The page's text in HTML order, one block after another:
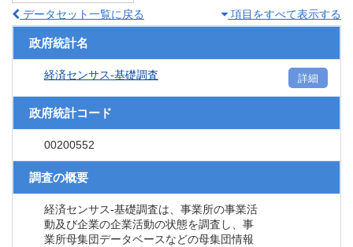
データセット一覧に戻る 項目をすべて表示する
政府統計名
経済センサス‐基礎調査 詳細
政府統計コード
00200552
調査の概要
経済センサス‐基礎調査は、事業所の事業活
動及び企業の企業活動の状態を調査し、事
業所母集団データベースなどの母集団情報